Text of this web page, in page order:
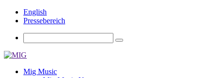
English
Pressebereich
Mig Music